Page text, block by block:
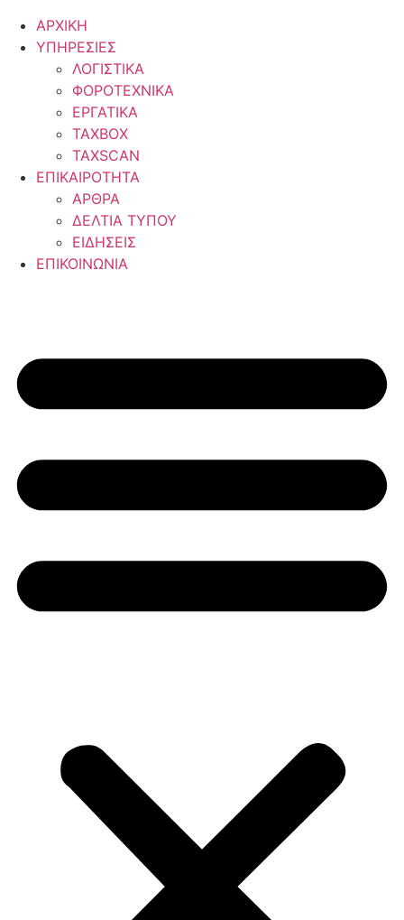
ΑΡΧΙΚΗ
ΥΠΗΡΕΣΙΕΣ
ΛΟΓΙΣΤΙΚΑ
ΦΟΡΟΤΕΧΝΙΚΑ
ΕΡΓΑΤΙΚΑ
TAXBOX
TAXSCAN
ΕΠΙΚΑΙΡΟΤΗΤΑ
ΑΡΘΡΑ
ΔΕΛΤΙΑ ΤΥΠΟΥ
ΕΙΔΗΣΕΙΣ
ΕΠΙΚΟΙΝΩΝΙΑ